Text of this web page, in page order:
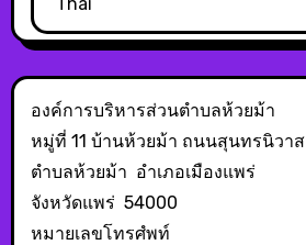
องค์การบริหารส่วนตำบลห้วยม้า
หมู่ที่ 11 บ้านห้วยม้า ถนนสุนทรนิวาส
ตำบลห้วยม้า อำเภอเมืองแพร่
จังหวัดแพร่ 54000
หมายเลขโทรศํพท์